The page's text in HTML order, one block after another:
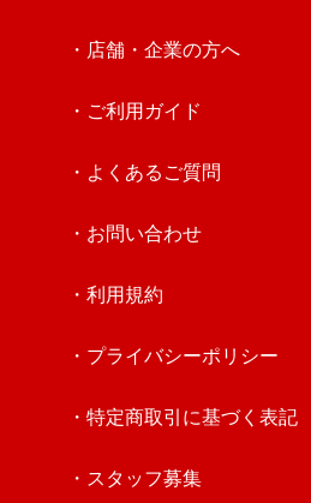
・店舗・企業の方へ
・ご利用ガイド
・よくあるご質問
・お問い合わせ
・利用規約
・プライバシーポリシー
・特定商取引に基づく表記
・スタッフ募集